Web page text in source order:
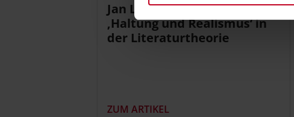
Jan Lietz spricht über
‚Haltung und Realismus‘ in
der Literaturtheorie
ZUM ARTIKEL